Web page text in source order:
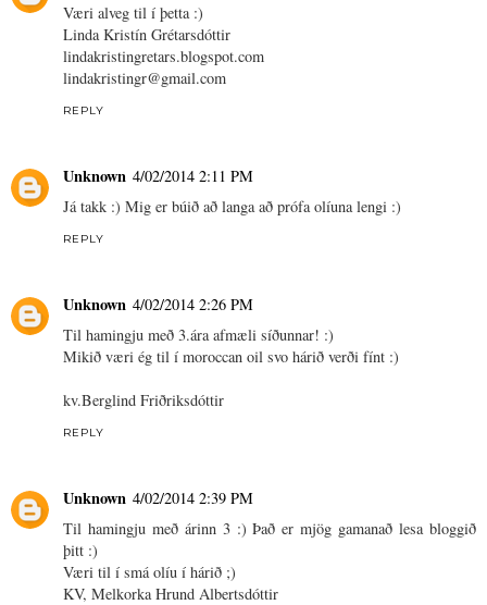
Væri alveg til í þetta :)
Linda Kristín Grétarsdóttir
lindakristingretars.blogspot.com
lindakristingr@gmail.com
REPLY
Unknown 4/02/2014 2:11 PM
Já takk :) Mig er búið að langa að prófa olíuna lengi :)
REPLY
Unknown 4/02/2014 2:26 PM
Til hamingju með 3.ára afmæli síðunnar! :)
Mikið væri ég til í moroccan oil svo hárið verði fínt :)
kv.Berglind Friðriksdóttir
REPLY
Unknown 4/02/2014 2:39 PM
Til hamingju með árinn 3 :) Það er mjög gamanað lesa bloggið
þitt :)
Væri til í smá olíu í hárið ;)
KV, Melkorka Hrund Albertsdóttir